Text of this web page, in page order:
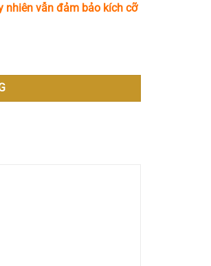
nhiên vẫn đảm bảo kích cỡ